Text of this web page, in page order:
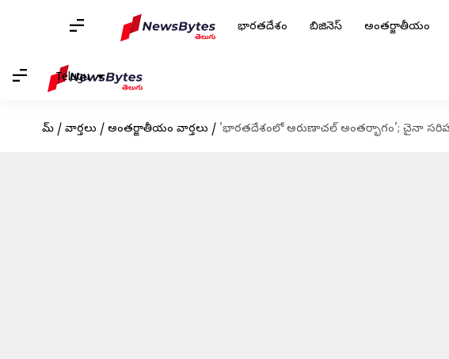
భారతదేశం బిజినెస్ అంతర్జాతీయం
Telugu
హోమ్ / వార్తలు / అంతర్జాతీయం వార్తలు / 'భారతదేశంలో అరుణాచల్ అంతర్భాగం'; చైనా